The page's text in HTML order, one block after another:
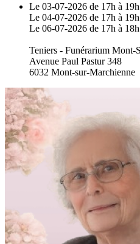
Le 03-07-2026 de 17h à 19h
Le 04-07-2026 de 17h à 19h
Le 06-07-2026 de 17h à 18h
Teniers - Funérarium Mont-
Avenue Paul Pastur 348
6032 Mont-sur-Marchienne